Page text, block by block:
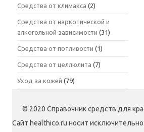
Средства от климакса (2)
Средства от наркотической и
алкогольной зависимости (31)
Средства от потливости (1)
Средства от целлюлита (7)
Уход за кожей (79)
© 2020 Справочник средств для
Сайт healthico.ru носит